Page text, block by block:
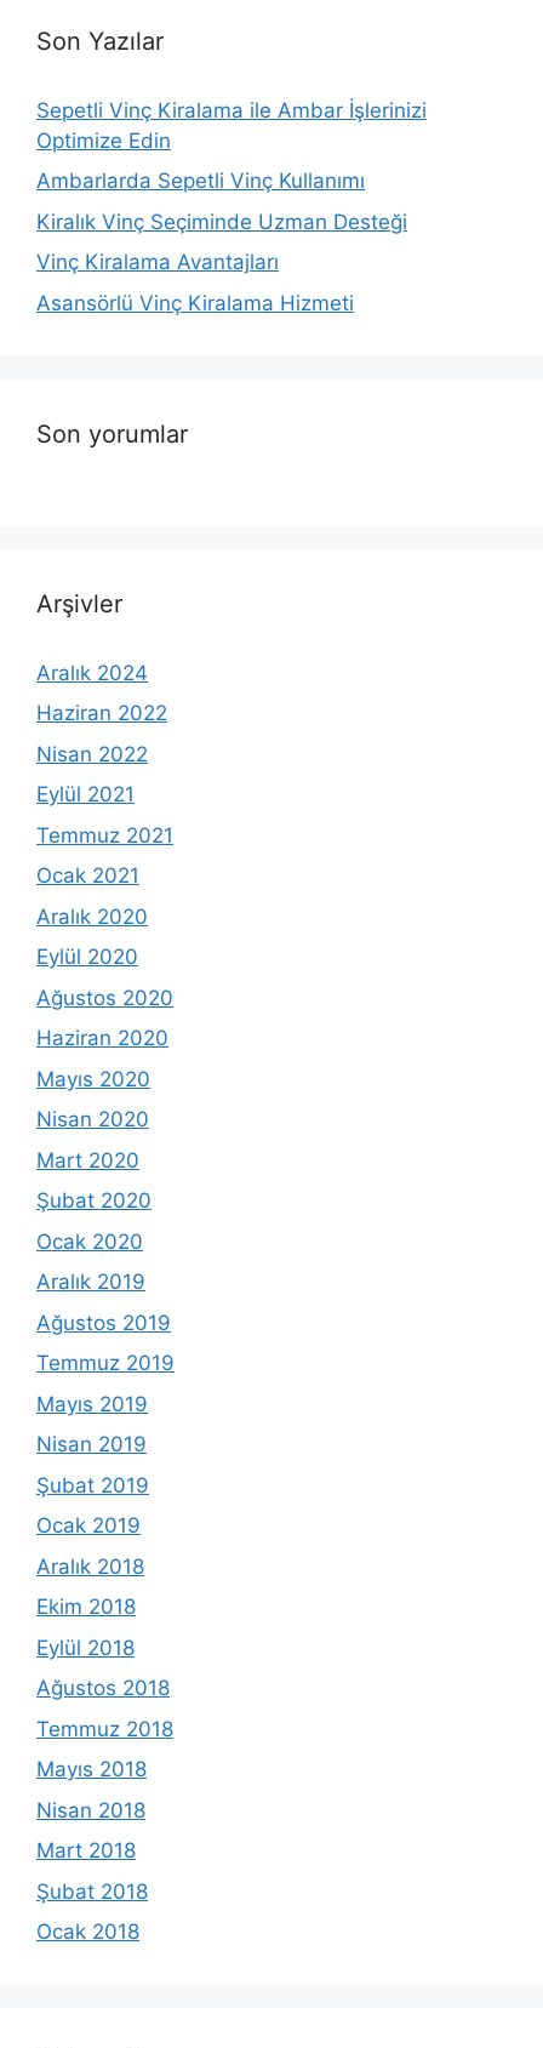
Son Yazılar
Sepetli Vinç Kiralama ile Ambar İşlerinizi
Optimize Edin
Ambarlarda Sepetli Vinç Kullanımı
Kiralık Vinç Seçiminde Uzman Desteği
Vinç Kiralama Avantajları
Asansörlü Vinç Kiralama Hizmeti
Son yorumlar
Arşivler
Aralık 2024
Haziran 2022
Nisan 2022
Eylül 2021
Temmuz 2021
Ocak 2021
Aralık 2020
Eylül 2020
Ağustos 2020
Haziran 2020
Mayıs 2020
Nisan 2020
Mart 2020
Şubat 2020
Ocak 2020
Aralık 2019
Ağustos 2019
Temmuz 2019
Mayıs 2019
Nisan 2019
Şubat 2019
Ocak 2019
Aralık 2018
Ekim 2018
Eylül 2018
Ağustos 2018
Temmuz 2018
Mayıs 2018
Nisan 2018
Mart 2018
Şubat 2018
Ocak 2018